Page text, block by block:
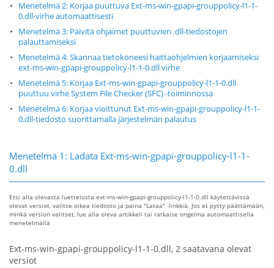
Menetelmä 2: Korjaa puuttuva Ext-ms-win-gpapi-grouppolicy-l1-1-
0.dll-virhe automaattisesti
Menetelmä 3: Päivitä ohjaimet puuttuvien .dll-tiedostojen
palauttamiseksi
Menetelmä 4: Skannaa tietokoneesi haittaohjelmien korjaamiseksi
ext-ms-win-gpapi-grouppolicy-l1-1-0.dll virhe
Menetelmä 5: Korjaa Ext-ms-win-gpapi-grouppolicy-l1-1-0.dll
puuttuu virhe System File Checker (SFC) -toiminnossa
Menetelmä 6: Korjaa vioittunut Ext-ms-win-gpapi-grouppolicy-l1-1-
0.dll-tiedosto suorittamalla järjestelmän palautus
Menetelmä 1: Ladata Ext-ms-win-gpapi-grouppolicy-l1-1-
0.dll
Etsi alla olevasta luettelosta ext-ms-win-gpapi-grouppolicy-l1-1-0.dll käytettävissä
olevat versiot, valitse oikea tiedosto ja paina "Lataa" -linkkiä. Jos et pysty päättämään,
minkä version valitset, lue alla oleva artikkeli tai ratkaise ongelma automaattisella
menetelmällä
Ext-ms-win-gpapi-grouppolicy-l1-1-0.dll, 2 saatavana olevat
versiot